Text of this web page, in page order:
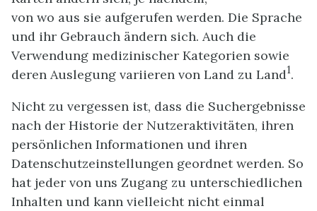
von wo aus sie aufgerufen werden. Die Sprache
und ihr Gebrauch ändern sich. Auch die
Verwendung medizinischer Kategorien sowie
deren Auslegung variieren von Land zu Land1.
Nicht zu vergessen ist, dass die Suchergebnisse
nach der Historie der Nutzeraktivitäten, ihren
persönlichen Informationen und ihren
Datenschutzeinstellungen geordnet werden. So
hat jeder von uns Zugang zu unterschiedlichen
Inhalten und kann vielleicht nicht einmal